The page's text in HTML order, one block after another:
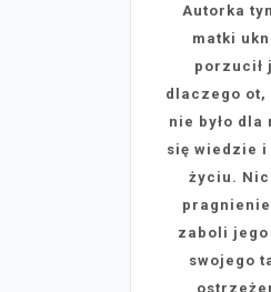
Autorka
matki
porzucił
dlaczego ot,
nie było
się wiedzie
życiu. Nic
zaboli jego
swojego